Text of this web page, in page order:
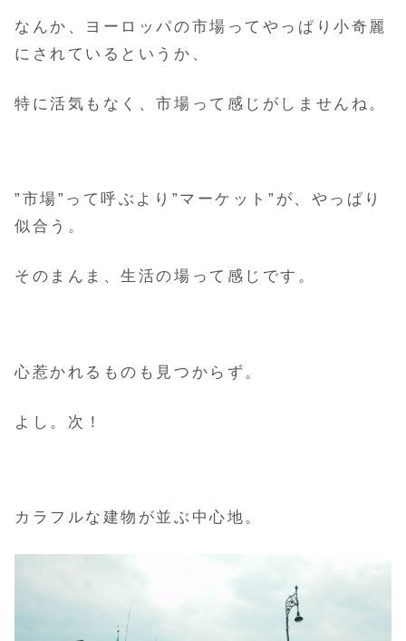
なんか、ヨーロッパの市場ってやっぱり小奇麗
にされているというか、
特に活気もなく、市場って感じがしませんね。
”市場”って呼ぶより”マーケット”が、やっぱり
似合う。
そのまんま、生活の場って感じです。
心惹かれるものも見つからず。
よし。次！
カラフルな建物が並ぶ中心地。